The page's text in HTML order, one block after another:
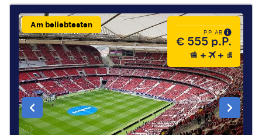
Am beliebtesten
P.P. AB
€ 555 p.P.